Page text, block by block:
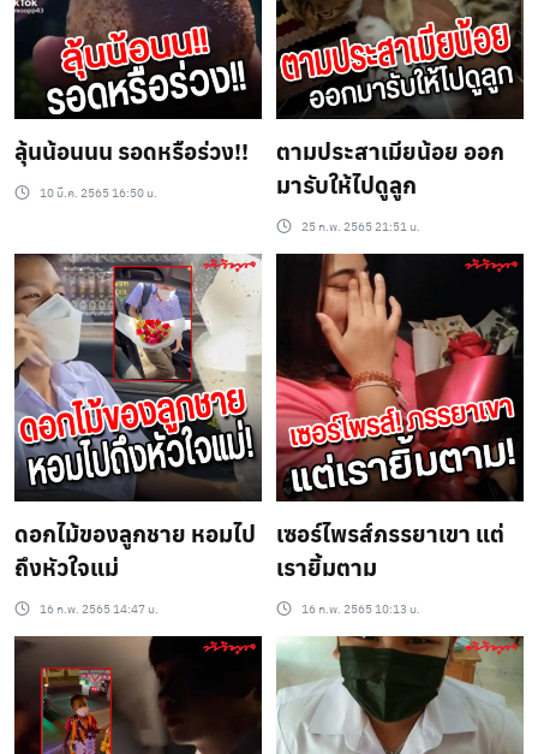
ลุ้นน้อนนน รอดหรือร่วง!!
10 มี.ค. 2565 16:50 น.
ตามประสาเมียน้อย ออก
มารับให้ไปดูลูก
25 ก.พ. 2565 21:51 น.
ดอกไม้ของลูกชาย หอมไป
ถึงหัวใจแม่
16 ก.พ. 2565 14:47 น.
เซอร์ไพรส์ภรรยาเขา แต่
เรายิ้มตาม
16 ก.พ. 2565 10:13 น.